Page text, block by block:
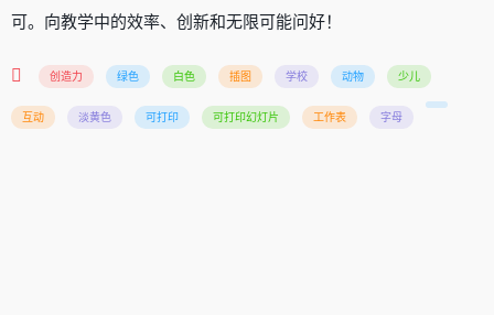
可。向教学中的效率、创新和无限可能问好！
创造力 绿色 白色 插图 学校 动物 少儿
互动 淡黄色 可打印 可打印幻灯片 工作表 字母